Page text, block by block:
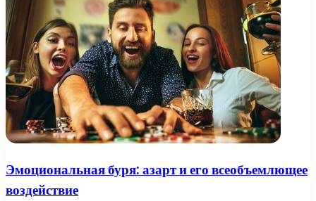
Эмоциональная буря: азарт и его всеобъемлющее
воздействие